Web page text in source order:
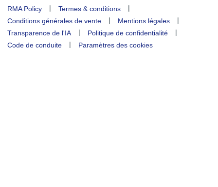
RMA Policy | Termes & conditions
|
Conditions générales de vente
| Mentions légales
|
Transparence de l'IA
| Politique de confidentialité
|
Code de conduite
| Paramètres des cookies